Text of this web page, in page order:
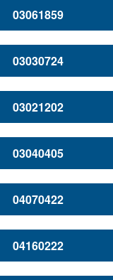
03061859
03030724
03021202
03040405
04070422
04160222